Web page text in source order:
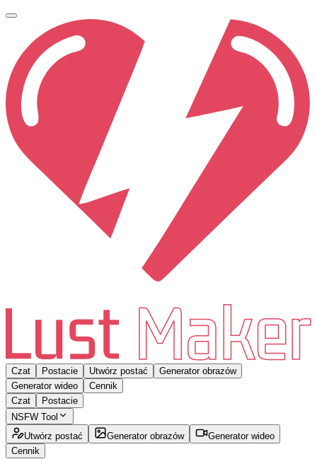
Czat Postacie Utwórz postać
Generator obrazów
Generator wideo
Cennik
Czat
Postacie
NSFW Tool
Utwórz postać
Generator obrazów
Generator wideo
Cennik